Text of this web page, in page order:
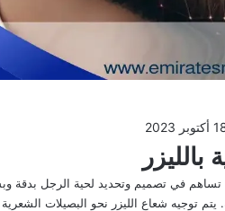
تساهم في تصميم وتحديد لحية الرجل
يتم توجيه شعاع الليزر نحو البصيلات